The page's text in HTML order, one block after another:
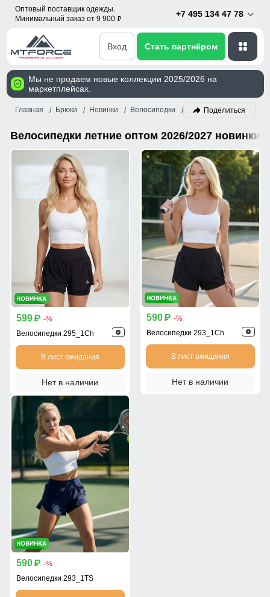
Оптовый поставщик одежды.
Минимальный заказ от 9 900 p
+7 495 134 47 78
Вход Стать партнёром
Мы не продаем новые коллекции 2025/2026 на
маркетплейсах.
Главная Брюки Новинки Велосипедки Лето Поделиться
Велосипедки летние оптом 2026/2027 новинки
599 p -%
Велосипедки 295_1Ch
В лист ожидания
Нет в наличии
590 p -%
Велосипедки 293_1Ch
В лист ожидания
Нет в наличии
590 p -%
Велосипедки 293_1TS